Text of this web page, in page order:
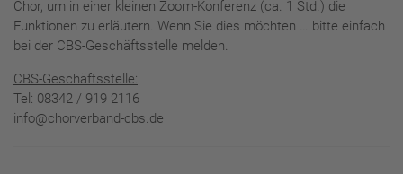
Chor, um in einer kleinen Zoom-Konferenz (ca. 1 Std.) die
Funktionen zu erläutern. Wenn Sie dies möchten … bitte einfach
bei der CBS-Geschäftsstelle melden.
CBS-Geschäftsstelle:
Tel: 08342 / 919 2116
info@chorverband-cbs.de